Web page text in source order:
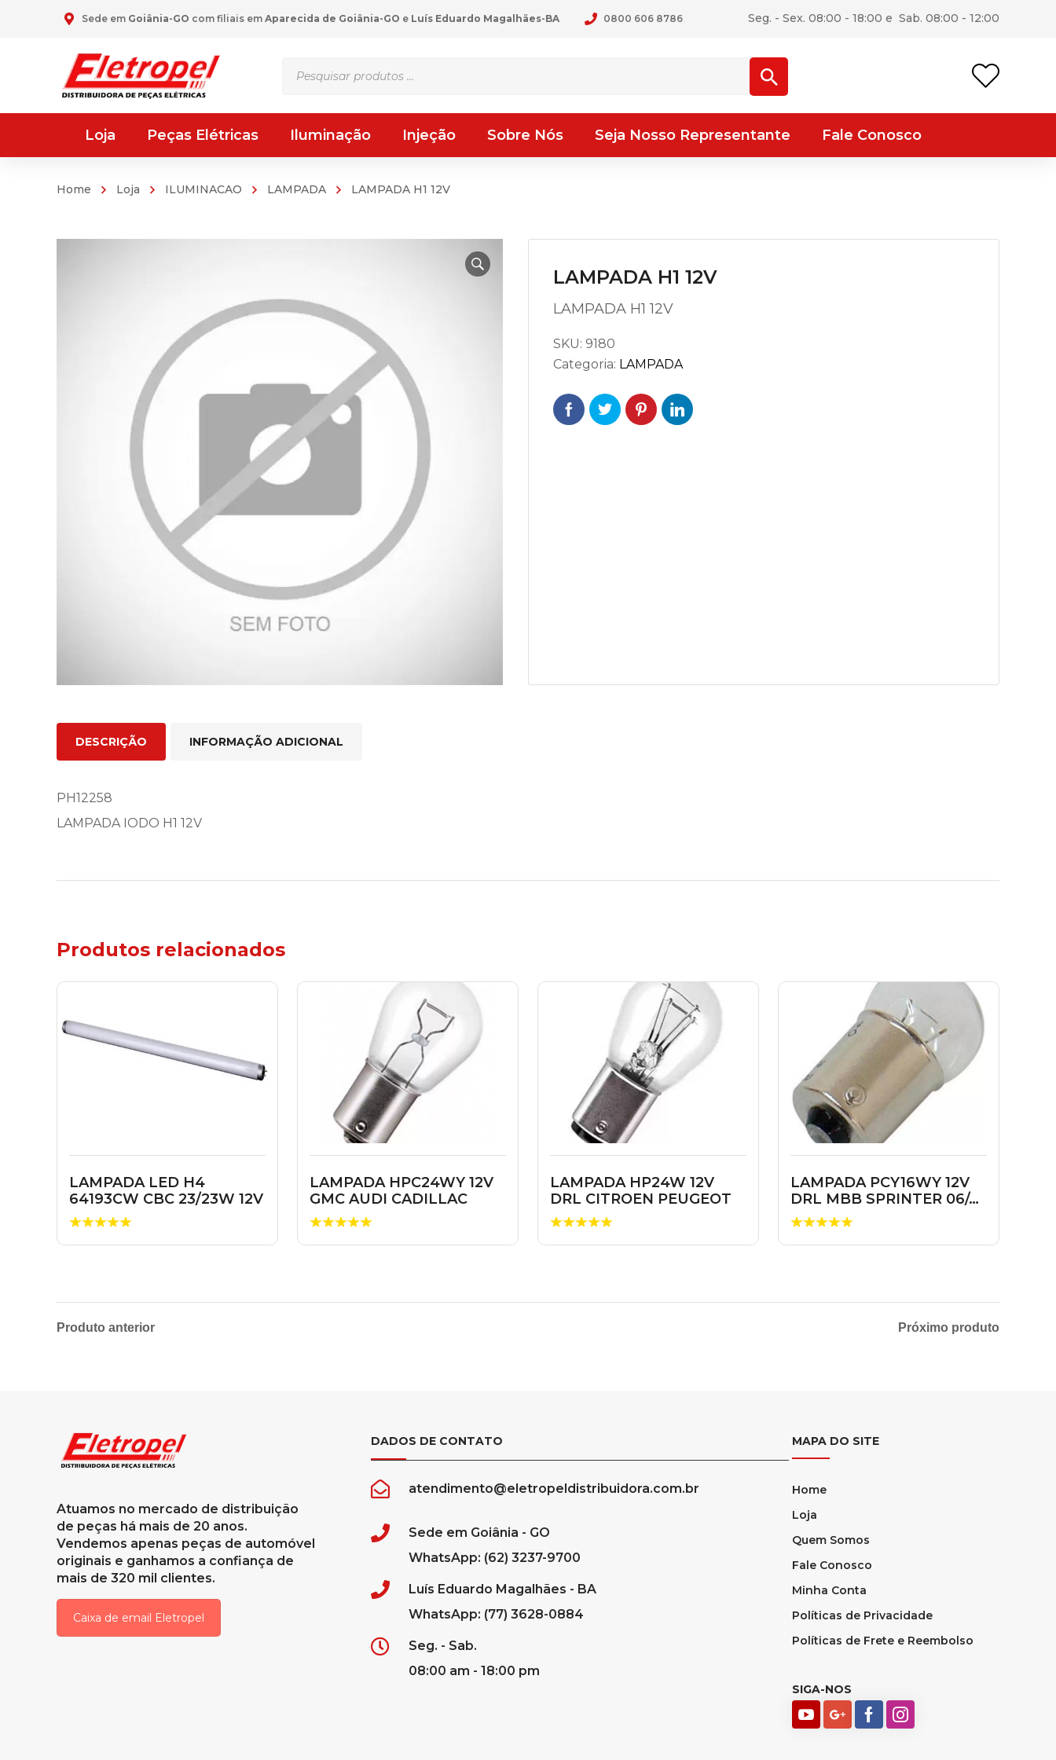
Sede em Goiânia-GO com filiais em Aparecida de Goiânia-GO e Luís Eduardo Magalhães-BA 0800 606 8786 Seg. - Sex. 08:00 - 18:00 e Sab. 08:00 - 12:00
Loja Peças Elétricas Iluminação Injeção Sobre Nós Seja Nosso Representante Fale Conosco
Home Loja ILUMINACAO LAMPADA LAMPADA H1 12V
LAMPADA H1 12V
LAMPADA H1 12V
SKU: 9180
Categoria: LAMPADA
DESCRIÇÃO INFORMAÇÃO ADICIONAL
PH12258
LAMPADA IODO H1 12V
Produtos relacionados
LAMPADA LED H4
64193CW CBC 23/23W 12V
LAMPADA HPC24WY 12V
GMC AUDI CADILLAC
LAMPADA HP24W 12V
DRL CITROEN PEUGEOT
VOLVO
LAMPADA PCY16WY 12V
DRL MBB SPRINTER 06/…
Produto anterior Próximo produto
Atuamos no mercado de distribuição
de peças há mais de 20 anos.
Vendemos apenas peças de automóvel
originais e ganhamos a confiança de
mais de 320 mil clientes.
Caixa de email Eletropel
DADOS DE CONTATO
atendimento@eletropeldistribuidora.com.br
Sede em Goiânia - GO
WhatsApp: (62) 3237-9700
Luís Eduardo Magalhães - BA
WhatsApp: (77) 3628-0884
Seg. - Sab.
08:00 am - 18:00 pm
MAPA DO SITE
Home
Loja
Quem Somos
Fale Conosco
Minha Conta
Políticas de Privacidade
Políticas de Frete e Reembolso
SIGA-NOS